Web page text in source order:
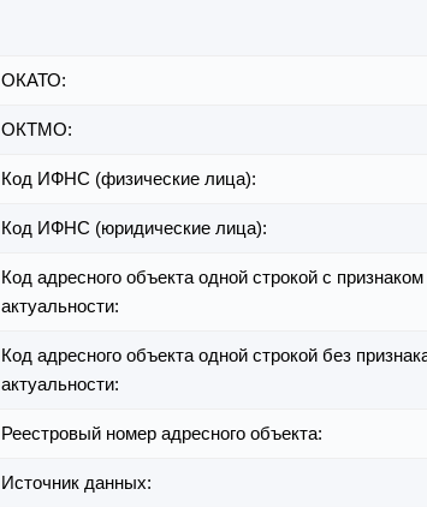
ОКАТО:
ОКТМО:
Код ИФНС (физические лица):
Код ИФНС (юридические лица):
Код адресного объекта одной строкой с признаком
актуальности:
Код адресного объекта одной строкой без
актуальности:
Реестровый номер адресного объекта:
Источник данных: